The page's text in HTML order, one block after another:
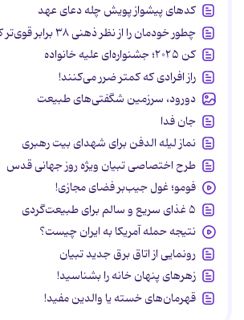
کدهای پیشواز پویش چله دعای عهد
چطور خودمان را از نظر ذهنی ۳۸ برابر قوی‌تر کنیم؟
کن ۲۰۲۵؛ جشنواره‌ای علیه خانواده
راز افرادی که کمتر ضرر می‌کنند!
دورود، سرزمین شگفتی‌های طبیعت
جان فدا
نماز لیله الدفن برای شهدای بیت رهبری
طرح اختصاصی تبیان ویژه روز جهانی قدس
فومو؛ غول جیب‌بر فضای مجازی!
۵ غذای سریع و سالم برای طبیعت‌گردی
نتیجه حمله آمریکا به ایران چیست؟
رونمایی از اتاق برق جدید تبیان
زهرهای پنهان خانه را بشناسید!
قهرمان‌های خسته یا والدین مفید!